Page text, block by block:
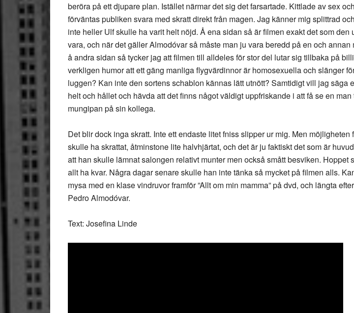
beröra på ett djupare plan. Istället närmar det sig det farsartade. Kittlade av sex
förväntas publiken svara med skratt direkt från magen. Jag känner mig splittrad
inte heller Ulf skulle ha varit helt nöjd. Å ena sidan så är filmen exakt det som den
vara, och när det gäller Almodóvar så måste man ju vara beredd på en och annan
å andra sidan så tycker jag att filmen till alldeles för stor del lutar sig tillbaka på
verkligen humor att ett gäng manliga flygvärdinnor är homosexuella och slänger
luggen? Kan inte den sortens schablon kännas lätt utnött? Samtidigt vill jag säga
helt och hållet och hävda att det finns något väldigt uppfriskande i att få se en
mungipan på sin kollega.
Det blir dock inga skratt. Inte ett endaste litet fniss slipper ur mig. Men möjligheten
skulle ha skrattat, åtminstone lite halvhjärtat, och det är ju faktiskt det som är
att han skulle lämnat salongen relativt munter men också smått besviken. Hoppet
allt ha kvar. Några dagar senare skulle han inte tänka så mycket på filmen alls.
mysa med en klase vindruvor framför ”Allt om min mamma” på dvd, och längta
Pedro Almodóvar.
Text: Josefina Linde